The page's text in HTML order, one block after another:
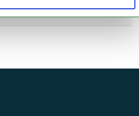
enheter